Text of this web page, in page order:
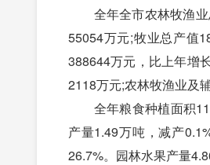
全年全市农林牧渔业
55054万元;牧业总产值
388644万元，比上年增
2118万元;农林牧渔业及
全年粮食种植面积
产量1.49万吨，减产
26.7%。园林水果产量